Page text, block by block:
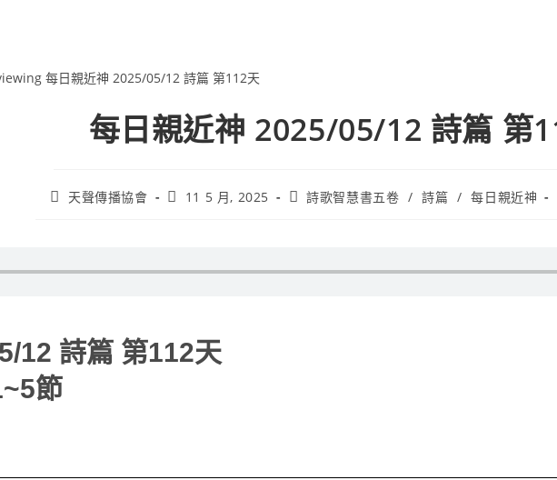
每日親近神 2025/05/12 詩篇 第
天聲傳播協會 11 5 月, 2025 詩歌智慧書五卷 / 詩篇 / 每日親近神
12 詩篇 第112天
節